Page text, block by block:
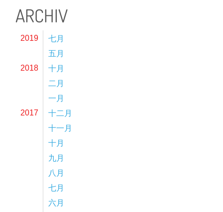
ARCHIV
2019
七月
五月
2018
十月
二月
一月
2017
十二月
十一月
十月
九月
八月
七月
六月